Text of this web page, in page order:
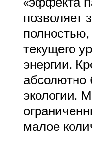
позволяет
текущего
энергии.
абсолютно
экологии.
малое